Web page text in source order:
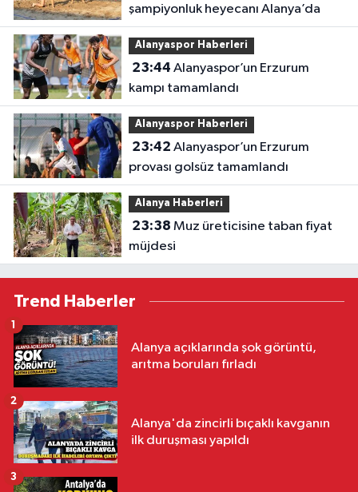
şampiyonluk heyecanı Alanya’da
Alanyaspor Haberleri
23:44
kampı tamamlandı
Alanyaspor Haberleri
23:42
provası golsüz tamamlandı
Alanya Haberleri
23:38
müjdesi
Trend Haberler
Alanya açıklarında şok görüntü,
arıtma boruları fırladı
1
Alanya'da zincirli bıçaklı kavganın
ilk duruşması yapıldı
2
3